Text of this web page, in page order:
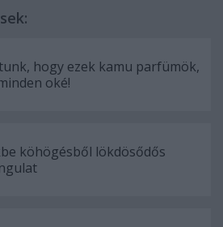
hogy ezek kamu parfümök,
oké!
köhögésből lökdösődős